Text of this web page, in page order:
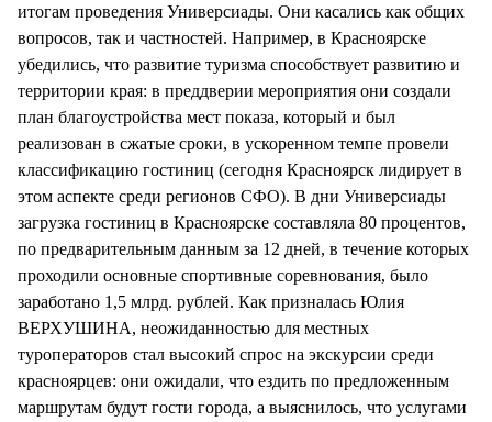
итогам проведения Универсиады. Они касались как общих
вопросов, так и частностей. Например, в Красноярске
убедились, что развитие туризма способствует развитию и
территории края: в преддверии мероприятия они создали
план благоустройства мест показа, который и был
реализован в сжатые сроки, в ускоренном темпе провели
классификацию гостиниц (сегодня Красноярск лидирует в
этом аспекте среди регионов СФО). В дни Универсиады
загрузка гостиниц в Красноярске составляла 80 процентов,
по предварительным данным за 12 дней, в течение которых
проходили основные спортивные соревнования, было
заработано 1,5 млрд. рублей. Как призналась Юлия
ВЕРХУШИНА, неожиданностью для местных
туроператоров стал высокий спрос на экскурсии среди
красноярцев: они ожидали, что ездить по предложенным
маршрутам будут гости города, а выяснилось, что услугами